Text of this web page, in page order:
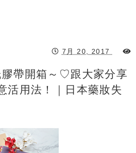
7月 20, 2017
帶開箱～♡跟大家分享
活用法！｜日本藥妝失